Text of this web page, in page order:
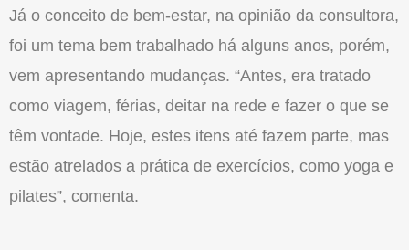
Já o conceito de bem-estar, na opinião da consultora,
foi um tema bem trabalhado há alguns anos, porém,
vem apresentando mudanças. “Antes, era tratado
como viagem, férias, deitar na rede e fazer o que se
têm vonta­de. Hoje, estes itens até fazem parte, mas
estão atrelados a prática de exercícios, como yoga e
pilates”, comenta.